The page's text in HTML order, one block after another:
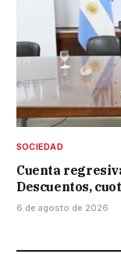
SOCIEDAD
Cuenta
Descuentos,
6 de agosto de 2026